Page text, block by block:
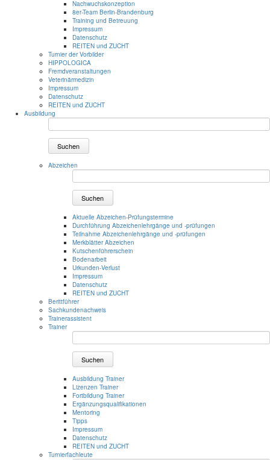
Nachwuchskonzeption
8er-Team Berlin-Brandenburg
Training und Betreuung
Impressum
Datenschutz
REITEN und ZUCHT
Turnier der Vorbilder
HIPPOLOGICA
Fremdveranstaltungen
Veterinärmedizin
Impressum
Datenschutz
REITEN und ZUCHT
Ausbildung
Suchen
Abzeichen
Suchen
Aktuelle Abzeichen-Prüfungstermine
Durchführung Abzeichenlehrgänge und -prüfungen
Teilnahme Abzeichenlehrgänge und -prüfungen
Merkblätter Abzeichen
Kutschenführerschein
Bodenarbeit
Urkunden-Verlust
Impressum
Datenschutz
REITEN und ZUCHT
Berittführer
Sachkundenachweis
Trainerassistent
Trainer
Suchen
Ausbildung Trainer
Lizenzen Trainer
Fortbildung Trainer
Ergänzungsqualifikationen
Mentoring
Tipps
Impressum
Datenschutz
REITEN und ZUCHT
Turnierfachleute